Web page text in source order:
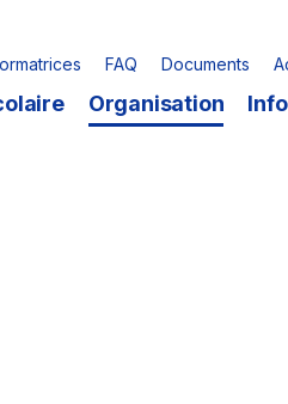
FAQ Documents
Organisation